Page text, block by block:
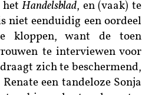
het Handelsblad, en (vaak) te
niet eenduidig een oordeel
kloppen, want de toen
te interviewen voor
zich te beschermend,
een tandeloze Sonja